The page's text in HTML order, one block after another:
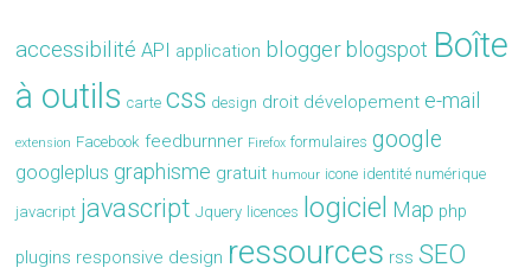
accessibilité API application blogger blogspot Boîte
à outils carte css design droit dévelopement e-mail
extension Facebook feedburnner Firefox formulaires google
googleplus graphisme gratuit humour icone identité numérique
javacript javascript Jquery licences logiciel Map php
plugins responsive design ressources rss SEO